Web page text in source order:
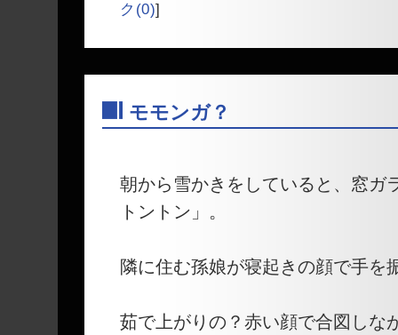
ク(0)]
モモンガ？
朝から雪かきをしていると、窓ガ
トントン」。
隣に住む孫娘が寝起きの顔で手を
茹で上がりの？赤い顔で合図しな